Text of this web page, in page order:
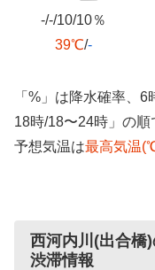
-/-/10/10％
39℃/-
「%」は降水確率、
18時/18〜24時」の順
予想気温は最高気温
西河内川(出合橋
渋滞情報